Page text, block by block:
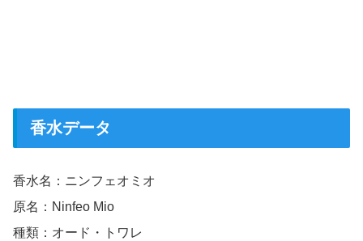
香水データ
香水名：ニンフェオミオ
原名：Ninfeo Mio
種類：オード・トワレ